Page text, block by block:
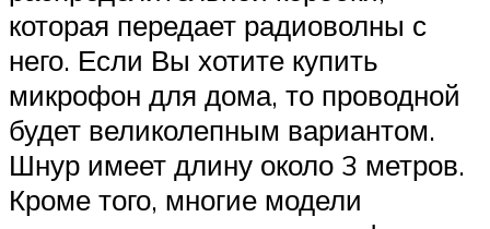
которая передает радиоволны с
него. Если Вы хотите купить
микрофон для дома, то проводной
будет великолепным вариантом.
Шнур имеет длину около 3 метров.
Кроме того, многие модели